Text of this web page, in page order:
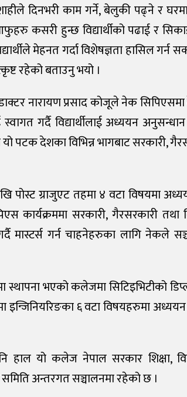
दिनभरी काम गर्ने, बेलुकी पढ्ने र घरमा
कसरी हुन्छ विद्यार्थीको पढाई र
मेहनत गर्दा विशेषज्ञता हासिल गर्न
रहेको बताउनु भयो ।
नारायण प्रसाद कोजूले नेक
गर्दै विद्यार्थीलाई अध्ययन
पटक देशका विभिन्न भागबाट सरकारी,
पोस्ट ग्राजुएट तहमा ४ वटा विषयमा
सरकारी, गैरसरकारी तथा
मास्टर्स गर्न चाहनेहरुका लागि नेकले
भएको कलेजमा सिटिइभिटीको
६ वटा विषयहरुमा
यो कलेज नेपाल सरकार शिक्षा,
अन्तरगत सञ्चालनमा रहेको छ ।